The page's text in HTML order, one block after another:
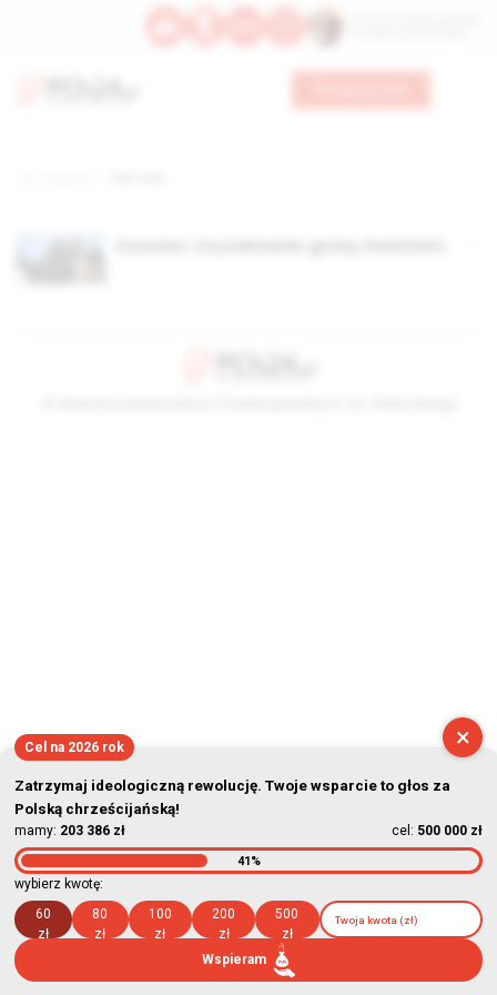
×
Cel na 2026 rok
Zatrzymaj ideologiczną rewolucję. Twoje wsparcie to głos za
Polską chrześcijańską!
mamy: 203 386 zł cel: 500 000 zł
41%
wybierz kwotę:
60
zł
80
zł
100
zł
200
zł
500
zł
Wspieram